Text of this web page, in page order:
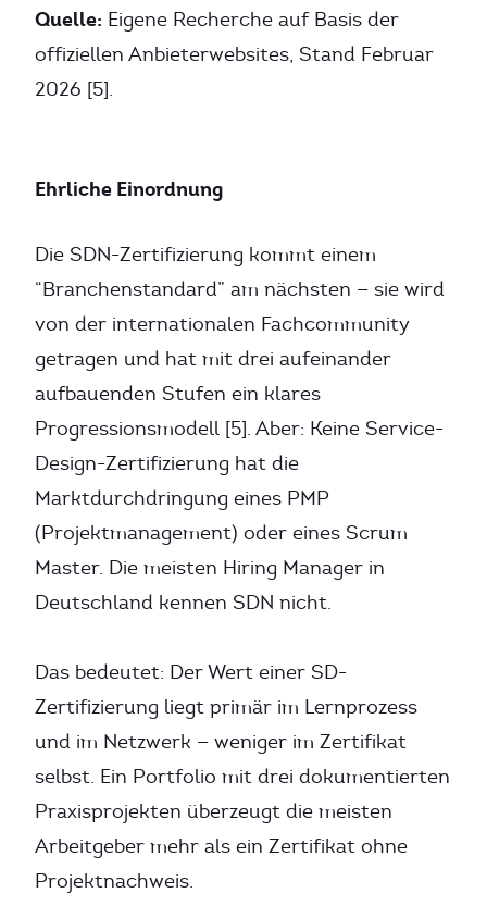
Quelle: Eigene Recherche auf Basis der
offiziellen Anbieterwebsites, Stand Februar
2026 [5].
Ehrliche Einordnung
Die SDN-Zertifizierung kommt einem
“Branchenstandard” am nächsten — sie wird
von der internationalen Fachcommunity
getragen und hat mit drei aufeinander
aufbauenden Stufen ein klares
Progressionsmodell [5]. Aber: Keine Service-
Design-Zertifizierung hat die
Marktdurchdringung eines PMP
(Projektmanagement) oder eines Scrum
Master. Die meisten Hiring Manager in
Deutschland kennen SDN nicht.
Das bedeutet: Der Wert einer SD-
Zertifizierung liegt primär im Lernprozess
und im Netzwerk — weniger im Zertifikat
selbst. Ein Portfolio mit drei dokumentierten
Praxisprojekten überzeugt die meisten
Arbeitgeber mehr als ein Zertifikat ohne
Projektnachweis.